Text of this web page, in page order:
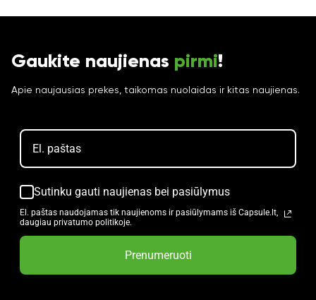
Gaukite naujienas pirmi!
Apie naujausias prekes, taikomas nuolaidas ir kitas naujienas.
Sutinku gauti naujienas bei pasiūlymus
El. paštas naudojamas tik naujienoms ir pasiūlymams iš Capsule.lt,
daugiau privatumo politikoje.
Prenumeruoti